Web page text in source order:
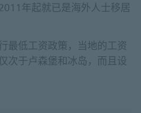
年起就已是海外人士移居
最低工资政策，当地的工资
次于卢森堡和冰岛，而且设